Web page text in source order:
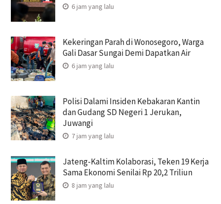
6 jam yang lalu
Kekeringan Parah di Wonosegoro, Warga
Gali Dasar Sungai Demi Dapatkan Air
6 jam yang lalu
Polisi Dalami Insiden Kebakaran Kantin
dan Gudang SD Negeri 1 Jerukan,
Juwangi
7 jam yang lalu
Jateng-Kaltim Kolaborasi, Teken 19 Kerja
Sama Ekonomi Senilai Rp 20,2 Triliun
8 jam yang lalu